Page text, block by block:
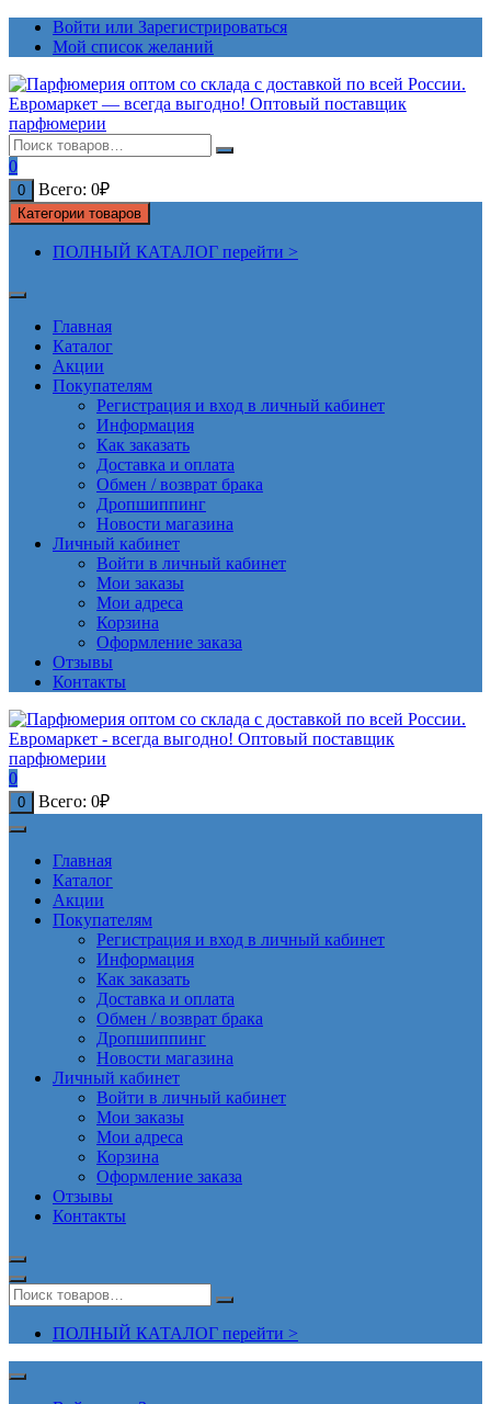
ПерейтиВойти или Зарегистрироваться
Мой список желаний
0
0 Всего: 0₽
Категории товаров
ПОЛНЫЙ КАТАЛОГ перейти >
Главная
Каталог
Акции
Покупателям
Регистрация и вход в личный кабинет
Информация
Как заказать
Доставка и оплата
Обмен / возврат брака
Дропшиппинг
Новости магазина
Личный кабинет
Войти в личный кабинет
Мои заказы
Мои адреса
Корзина
Оформление заказа
Отзывы
Контакты
0
0 Всего: 0₽
Главная
Каталог
Акции
Покупателям
Регистрация и вход в личный кабинет
Информация
Как заказать
Доставка и оплата
Обмен / возврат брака
Дропшиппинг
Новости магазина
Личный кабинет
Войти в личный кабинет
Мои заказы
Мои адреса
Корзина
Оформление заказа
Отзывы
Контакты
ПОЛНЫЙ КАТАЛОГ перейти >